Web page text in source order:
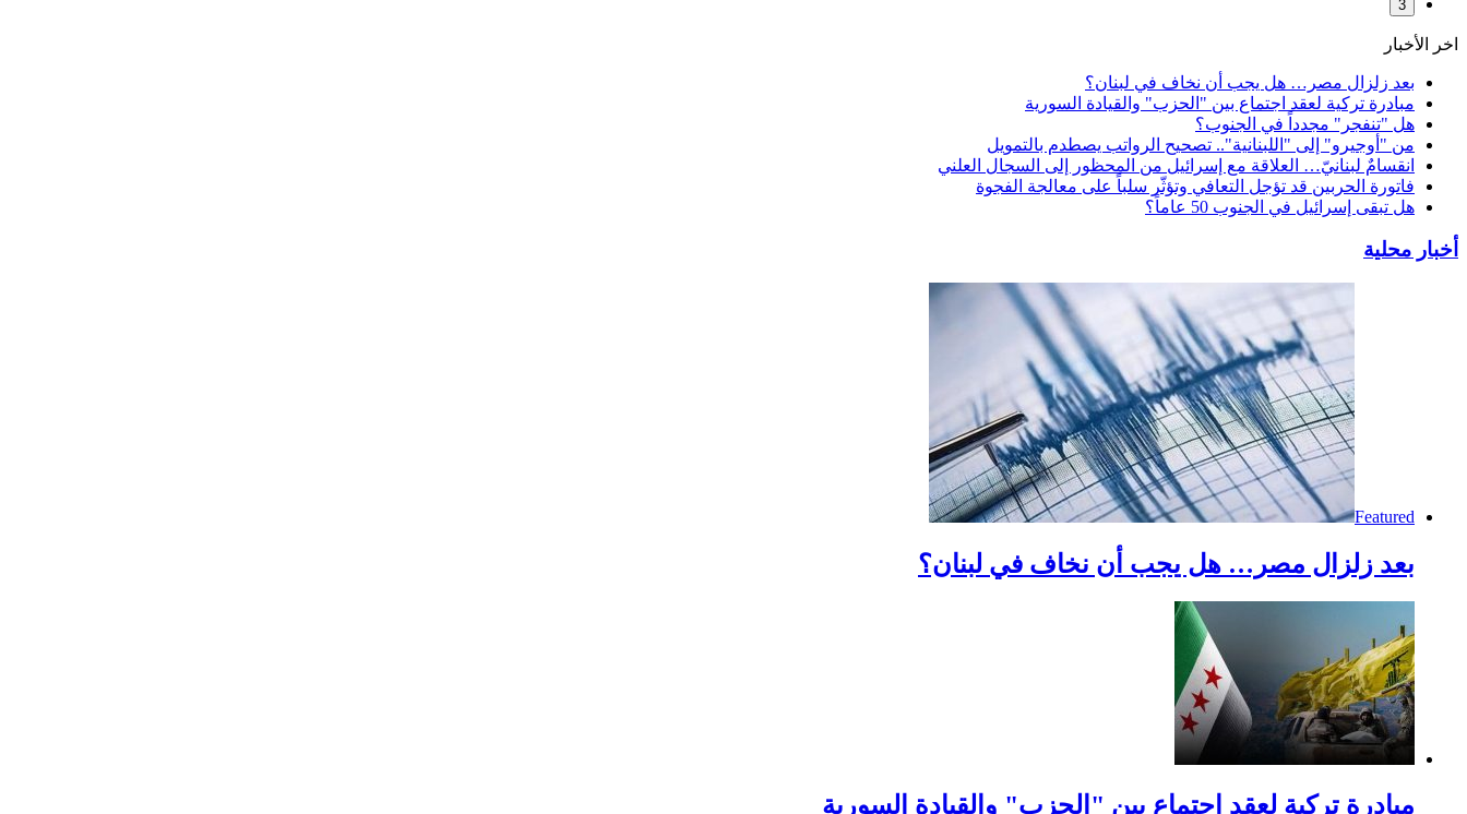
3
اخر الأخبار
بعد زلزال مصر… هل يجب أن نخاف في لبنان؟
مبادرة تركية لعقد اجتماع بين "الحزب" والقيادة السورية
هل "تنفجر" مجدداً في الجنوب؟
من "أوجيرو" إلى "اللبنانية".. تصحيح الرواتب يصطدم بالتمويل
انقسامٌ لبنانيّ… العلاقة مع إسرائيل من المحظور إلى السجال العلني
فاتورة الحربين قد تؤجل التعافي وتؤثّر سلباً على معالجة الفجوة
هل تبقى إسرائيل في الجنوب 50 عاماً؟
أخبار محلية
Featured
بعد زلزال مصر… هل يجب أن نخاف في لبنان؟
مبادرة تركية لعقد اجتماع بين "الحزب" والقيادة السورية